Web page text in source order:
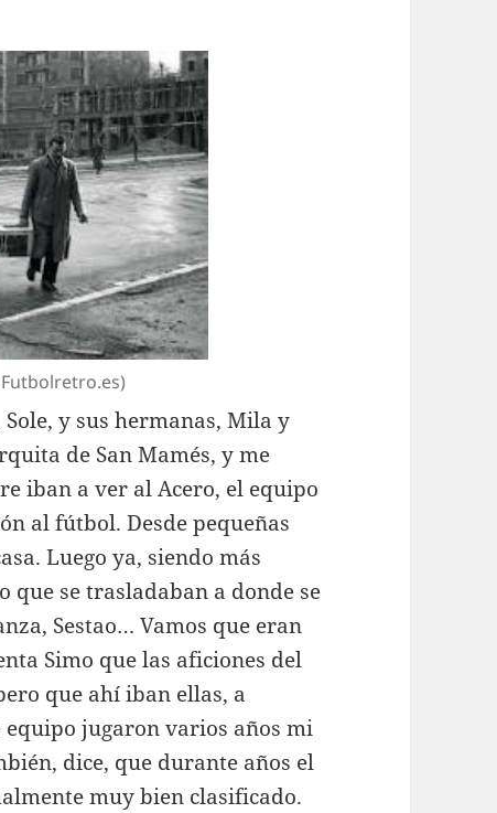
y sus hermanas, Mila y
de San Mamés, y me
iban a ver al Acero, el equipo
al fútbol. Desde pequeñas
Luego ya, siendo más
que se trasladaban a donde se
Sestao… Vamos que eran
Simo que las aficiones del
que ahí iban ellas, a
jugaron varios años mi
dice, que durante años el
muy bien clasificado.